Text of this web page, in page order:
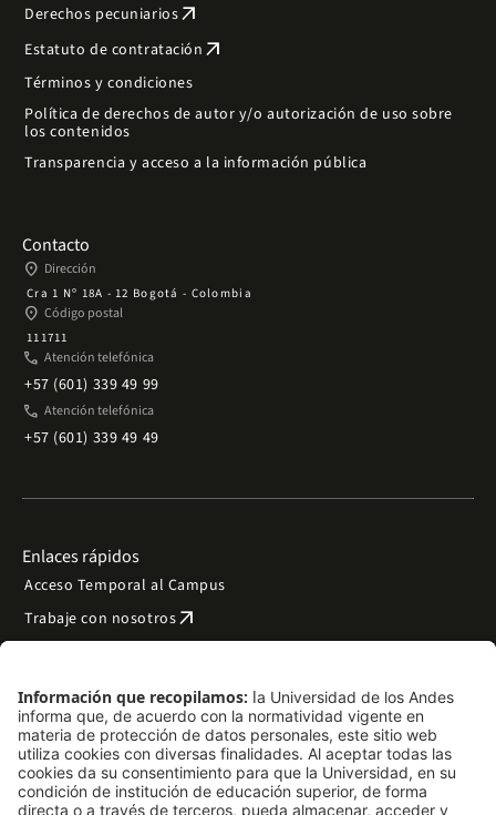
Derechos pecuniariosarrow_outward
Estatuto de contratación arrow_outward
Términos y condiciones
Política de derechos de autor y/o autorización de uso sobre
los contenidos
Transparencia y acceso a la información pública
Contacto
place Dirección
Cra 1 Nº 18A - 12 Bogotá - Colombia
place Código postal
111711
phone Atención telefónica
+57 (601) 339 49 99
phone Atención telefónica
+57 (601) 339 49 49
Enlaces rápidos
Acceso Temporal al Campus
Trabaje con nosotrosarrow_outward
Preguntas frecuentes
Filantropía y donacionesarrow_outward
Mapa del sitio arrow_outward